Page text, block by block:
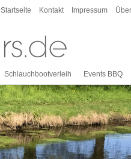
Startseite Kontakt Impressum
Schlauchbootverleih Events BBQ